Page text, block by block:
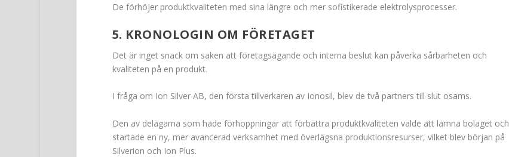
De förhöjer produktkvaliteten med sina längre och mer sofistikerade elektrolysprocesser.
5. KRONOLOGIN OM FÖRETAGET
Det är inget snack om saken att företagsägande och interna beslut kan påverka sårbarheten och
kvaliteten på en produkt.
I fråga om Ion Silver AB, den första tillverkaren av Ionosil, blev de två partners till slut osams.
Den av delägarna som hade förhoppningar att förbättra produktkvaliteten valde att lämna bolaget och
startade en ny, mer avancerad verksamhet med överlägsna produktionsresurser, vilket blev början på
Silverion och Ion Plus.